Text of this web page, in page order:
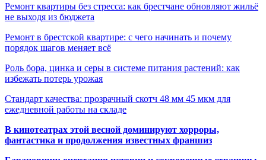
Ремонт квартиры без стресса: как брестчане обновляют жильё
не выходя из бюджета
Ремонт в брестской квартире: с чего начинать и почему
порядок шагов меняет всё
Роль бора, цинка и серы в системе питания растений: как
избежать потерь урожая
Стандарт качества: прозрачный скотч 48 мм 45 мкм для
ежедневной работы на складе
В кинотеатрах этой весной доминируют хорроры,
фантастика и продолжения известных франшиз